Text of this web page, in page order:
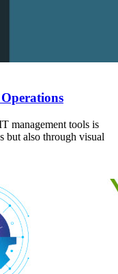
management tools is
but also through visual